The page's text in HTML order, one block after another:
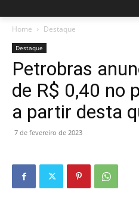
Home Destaque
Destaque
Petrobras
de R$ 0,40 no
a partir desta
7 de fevereiro de 2023